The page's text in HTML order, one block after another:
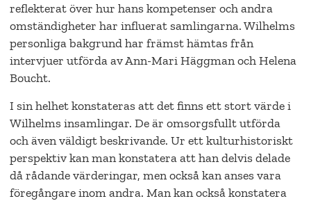
reflekterat över hur hans kompetenser och andra
omständigheter har influerat samlingarna. Wilhelms
personliga bakgrund har främst hämtas från
intervjuer utförda av Ann-Mari Häggman och Helena
Boucht.
I sin helhet konstateras att det finns ett stort värde i
Wilhelms insamlingar. De är omsorgsfullt utförda
och även väldigt beskrivande. Ur ett kulturhistoriskt
perspektiv kan man konstatera att han delvis delade
då rådande värderingar, men också kan anses vara
föregångare inom andra. Man kan också konstatera